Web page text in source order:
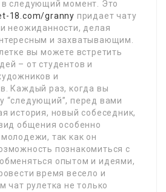
в следующий момент. Это
18.com/granny придает чату
неожиданности, делая
и захватывающим.
вы можете встретить
– от студентов и
и
Каждый раз, когда вы
“следующий”, перед вами
история, новый собеседник,
общения особенно
так как он
познакомиться с
опытом и идеями,
время весело и
чат рулетка не только